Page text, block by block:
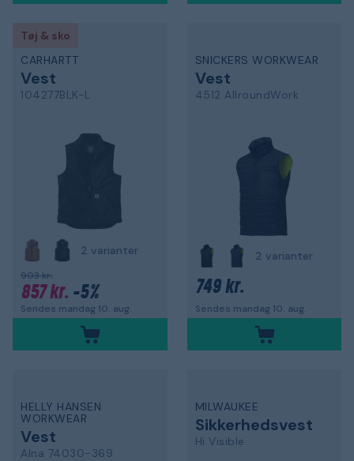
Tøj & sko
CARHARTT
Vest
104277BLK-L
2 varianter
903 kr.
857 kr. -5%
Sendes mandag 10. aug.
SNICKERS WORKWEAR
Vest
4512 AllroundWork
2 varianter
749 kr.
Sendes mandag 10. aug.
HELLY HANSEN
WORKWEAR
Vest
Alna 74030-369
MILWAUKEE
Sikkerhedsvest
Hi Visible